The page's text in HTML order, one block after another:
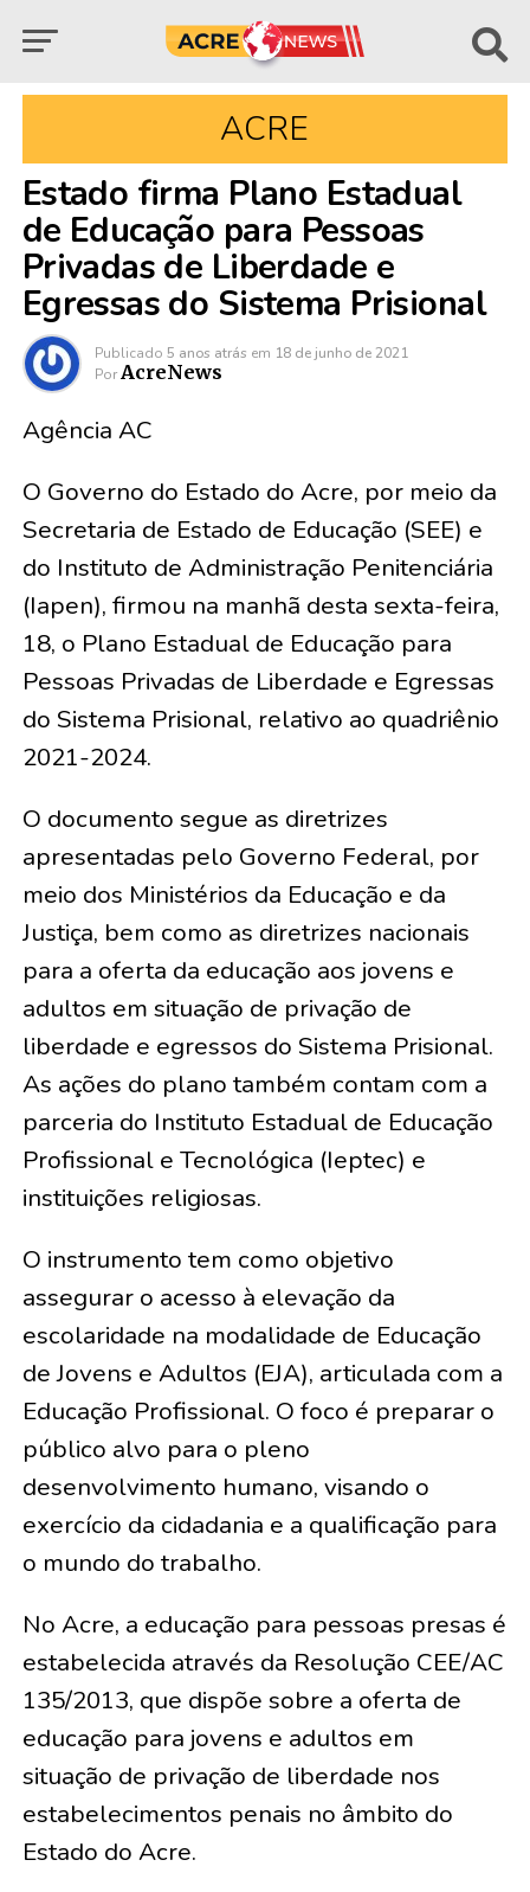
ACRE
Estado firma Plano Estadual
de Educação para Pessoas
Privadas de Liberdade e
Egressas do Sistema Prisional
Publicado 5 anos atrás em 18 de junho de 2021
Por AcreNews
Agência AC
O Governo do Estado do Acre, por meio da
Secretaria de Estado de Educação (SEE) e
do Instituto de Administração Penitenciária
(Iapen), firmou na manhã desta sexta-feira,
18, o Plano Estadual de Educação para
Pessoas Privadas de Liberdade e Egressas
do Sistema Prisional, relativo ao quadriênio
2021-2024.
O documento segue as diretrizes
apresentadas pelo Governo Federal, por
meio dos Ministérios da Educação e da
Justiça, bem como as diretrizes nacionais
para a oferta da educação aos jovens e
adultos em situação de privação de
liberdade e egressos do Sistema Prisional.
As ações do plano também contam com a
parceria do Instituto Estadual de Educação
Profissional e Tecnológica (Ieptec) e
instituições religiosas.
O instrumento tem como objetivo
assegurar o acesso à elevação da
escolaridade na modalidade de Educação
de Jovens e Adultos (EJA), articulada com a
Educação Profissional. O foco é preparar o
público alvo para o pleno
desenvolvimento humano, visando o
exercício da cidadania e a qualificação para
o mundo do trabalho.
No Acre, a educação para pessoas presas é
estabelecida através da Resolução CEE/AC
135/2013, que dispõe sobre a oferta de
educação para jovens e adultos em
situação de privação de liberdade nos
estabelecimentos penais no âmbito do
Estado do Acre.